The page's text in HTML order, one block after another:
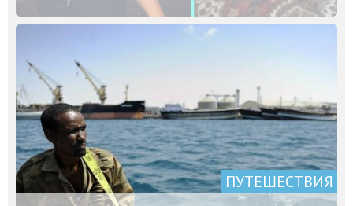
ПУТЕШЕСТВИЯ